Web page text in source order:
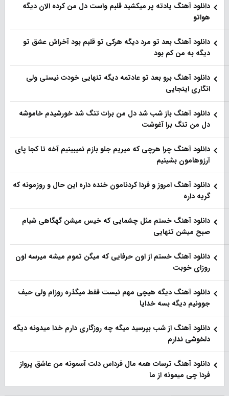
دانلود آهنگ یادته پر میکشید قلبم واست دل من کرده الان دیگه
هواتو
دانلود آهنگ بعد تو مرد دیگه هرکی تو قلبم بود آخراش عشق تو
دیگه به من کم بود
دانلود آهنگ برو بعد تو عادتمه دیگه تنهایی خودت نیستی ولی
انگاری اینجایی
دانلود آهنگ باز شب شد دل من برات تنگ شد خورشیدم خاموشه
دل من تنگ برا آغوشت
دانلود آهنگ چرا هرچی که میریم جلو بازم نمیبینیم آخه تا کجا پای
آرزوهامون بشینیم
دانلود آهنگ امروز و فردا کردنامون خنده داره این حال و روزمونه که
گریه داره
دانلود آهنگ خستم مثل چشمایی که خیس میشن گهگاهی شبام
صبح میشن تنهایی
دانلود آهنگ خستم از اون حرفایی که میگن تموم میشه میرسه اون
روزای خوبت
دانلود آهنگ دیگه هیچی مهم نیست فقط میگذره روزام ولی حیف
جوونیم دیگه بسه خدایا
دانلود آهنگ از شب بپرسید میگه چه روزگاری دارم خدا میدونه دیگه
دلخوشی ندارم
دانلود آهنگ ترسات همه مال فرداس دلت آسمونه من عاشق پرواز
فردا چی میمونه از ما